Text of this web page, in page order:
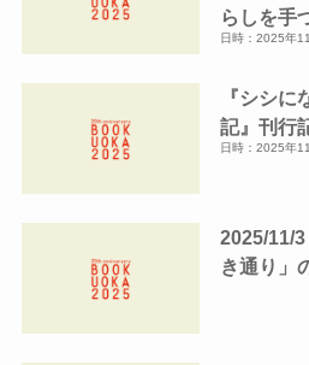
らしを手
日時：2025年
『シシ
記』刊行
日時：2025年
2025/11/
き通り」